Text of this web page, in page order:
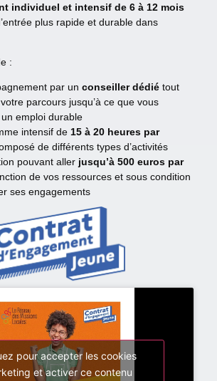
individuel et intensif de 6 à 12 mois
plus rapide et durable dans
:
par unconseiller dédié tout
parcours jusqu’à ce que vous
emploi durable
intensif de15 à 20 heures par
de différents types d’activités
pouvant aller jusqu’à 500 euros par
de vos ressources et sous condition
ses engagements
pour accepter les cookies
et activer ce contenu